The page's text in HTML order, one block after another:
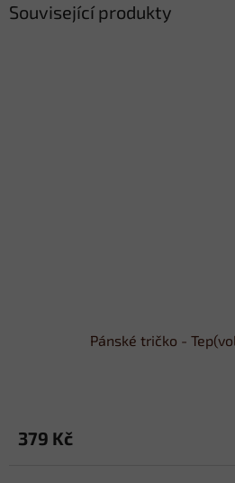
Související produkty
Pánské tričko -
379 Kč